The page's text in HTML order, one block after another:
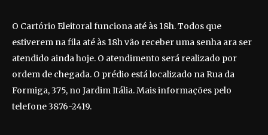
O Cartório Eleitoral funciona até às 18h. Todos que
estiverem na fila até às 18h vão receber uma senha ara ser
atendido ainda hoje. O atendimento será realizado por
ordem de chegada. O prédio está localizado na Rua da
Formiga, 375, no Jardim Itália. Mais informações pelo
telefone 3876-2419.